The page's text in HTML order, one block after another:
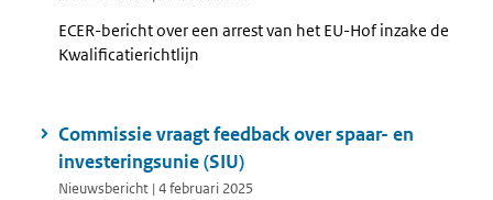
ECER-bericht over een arrest van het EU-Hof inzake de
Kwalificatierichtlijn
Commissie vraagt feedback over spaar- en
investeringsunie (SIU)
Nieuwsbericht | 4 februari 2025